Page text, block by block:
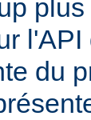
du